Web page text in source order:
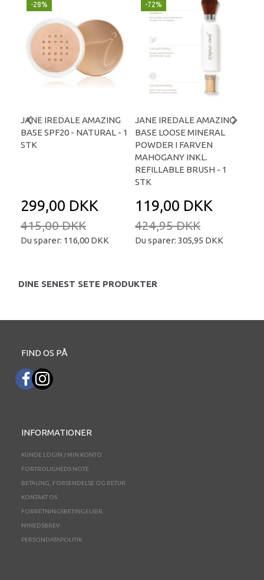
-28%
JANE IREDALE AMAZING
BASE SPF20 - NATURAL - 1
STK
299,00 DKK
415,00 DKK
Du sparer: 116,00 DKK
-72%
JANE IREDALE AMAZING
BASE LOOSE MINERAL
POWDER I FARVEN
MAHOGANY INKL.
REFILLABLE BRUSH - 1
STK
119,00 DKK
424,95 DKK
Du sparer: 305,95 DKK
DINE SENEST SETE PRODUKTER
FIND OS PÅ
INFORMATIONER
KUNDE LOGIN / MIN KONTO
FORTROLIGHEDS NOTE
BETALING, FORSENDELSE OG RETUR
KONTAKT OS
FORRETNINGSBETINGELSER
NYHEDSBREV
PERSONDATAPOLITIK